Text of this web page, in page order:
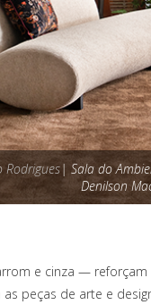
Rodrigues| Sala do
Denilson
e cinza —
peças de arte e